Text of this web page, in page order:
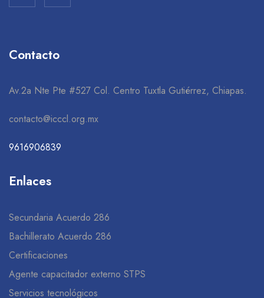
Contacto
Av.2a Nte Pte #527 Col. Centro Tuxtla Gutiérrez, Chiapas.
contacto@icccl.org.mx
9616906839
Enlaces
Secundaria Acuerdo 286
Bachillerato Acuerdo 286
Certificaciones
Agente capacitador externo STPS
Servicios tecnológicos